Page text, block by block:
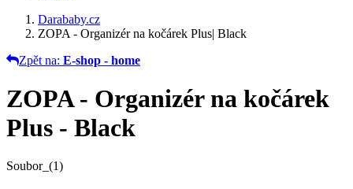
Darababy.cz
ZOPA - Organizér na kočárek Plus| Black
Zpět na: E-shop - home
ZOPA - Organizér na kočárek
Plus - Black
Soubor_(1)